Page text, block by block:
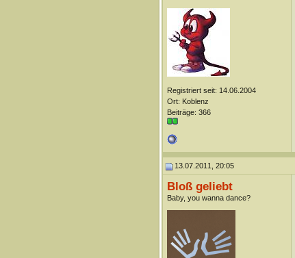
Registriert seit: 14.06.2004
Ort: Koblenz
Beiträge: 366
13.07.2011, 20:05
Bloß geliebt
Baby, you wanna dance?